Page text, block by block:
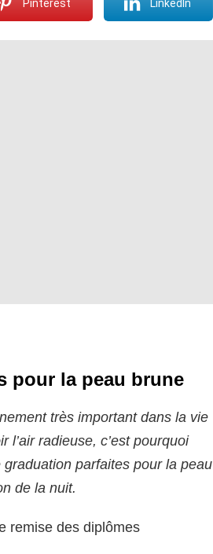
Pinterest LinkedIn
pour la peau brune
très important dans la vie
radieuse, c’est pourquoi
parfaites pour la peau
de la nuit.
remise des diplômes